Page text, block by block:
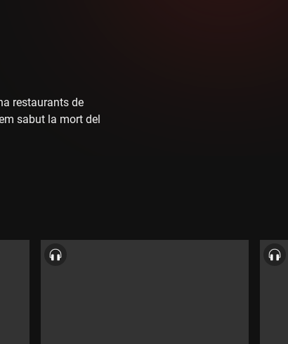
restaurants de
sabut la mort del